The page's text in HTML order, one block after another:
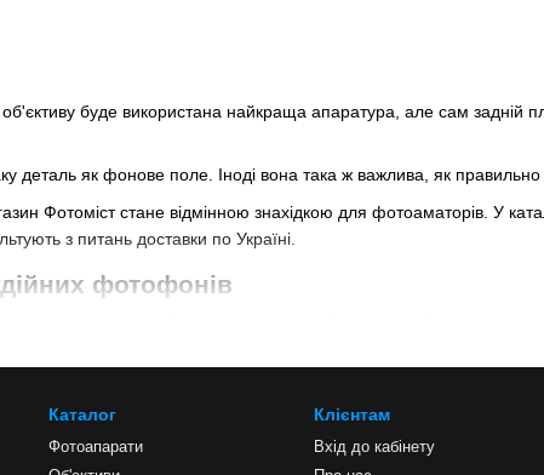
об'єктиву буде використана найкраща апаратура, але сам задній
деталь як фонове поле. Іноді вона така ж важлива, як
Фотоміст стане відмінною знахідкою для фотоаматорів. У
з питань доставки по Україні.
фотофонів
Каталог
Фотоапарати
Клієнтам
Вхід до кабінету